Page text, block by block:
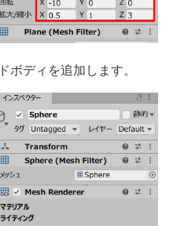
ボディを追加します。